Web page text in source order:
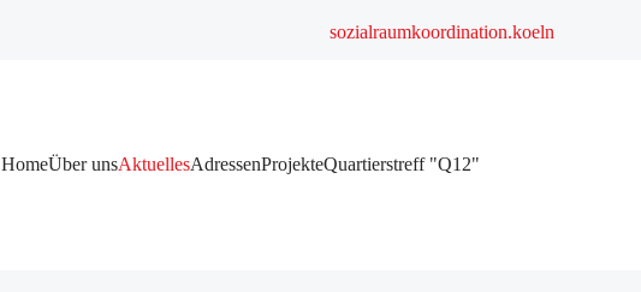
sozialraumkoordination.koeln
Navigation
HomeÜber unsAktuellesAdressenProjekteQuartierstreff "Q12"